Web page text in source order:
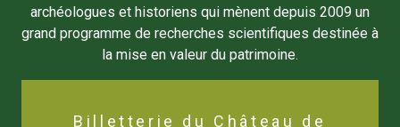
archéologues et historiens qui mènent depuis 2009 un
grand programme de recherches scientifiques destinée à
la mise en valeur du patrimoine.
Billetterie du Château de